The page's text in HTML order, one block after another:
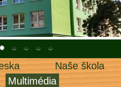
Naše škola
Multimédia